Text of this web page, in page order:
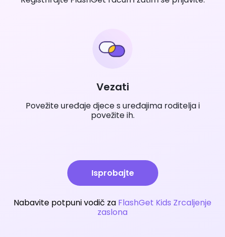
Vezati
Povežite uređaje djece s uređajima roditelja i
povežite ih.
Isprobajte
Nabavite potpuni vodič za FlashGet Kids Zrcaljenje
zaslona